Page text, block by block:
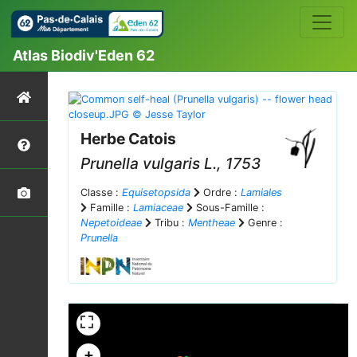
Atlas Biodiv'Eden 62
Herbe Catois
Prunella vulgaris L., 1753
Classe : Equisetopsida Ordre : Lamiales
Famille : Lamiaceae
Sous-Famille :
Nepetoideae
Tribu : Mentheae
Genre :
Prunella